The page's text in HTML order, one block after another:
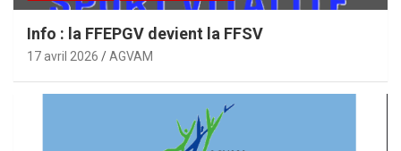
Info : la FFEPGV devient la FFSV
17 avril 2026 AGVAM